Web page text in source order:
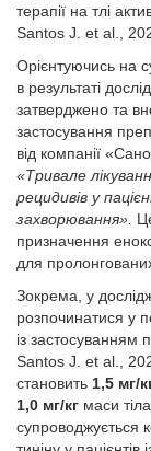
терапії на тлі
Santos J. et al.,
Орієнтуючись на
в результаті
затверджено та
застосування
від компанії
«Тривале
рецидивів у
захворювання».
призначення
для пролонгованих
Зокрема, у
розпочинатися у
із застосуванням
Santos J. et al.,
становить 1,5 мг/
1,0 мг/кг маси
супроводжується